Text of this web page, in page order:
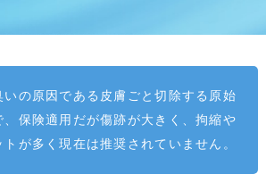
いの原因である皮膚ごと切除する原始
、保険適用だが傷跡が大きく、拘縮や
が多く現在は推奨されていません。